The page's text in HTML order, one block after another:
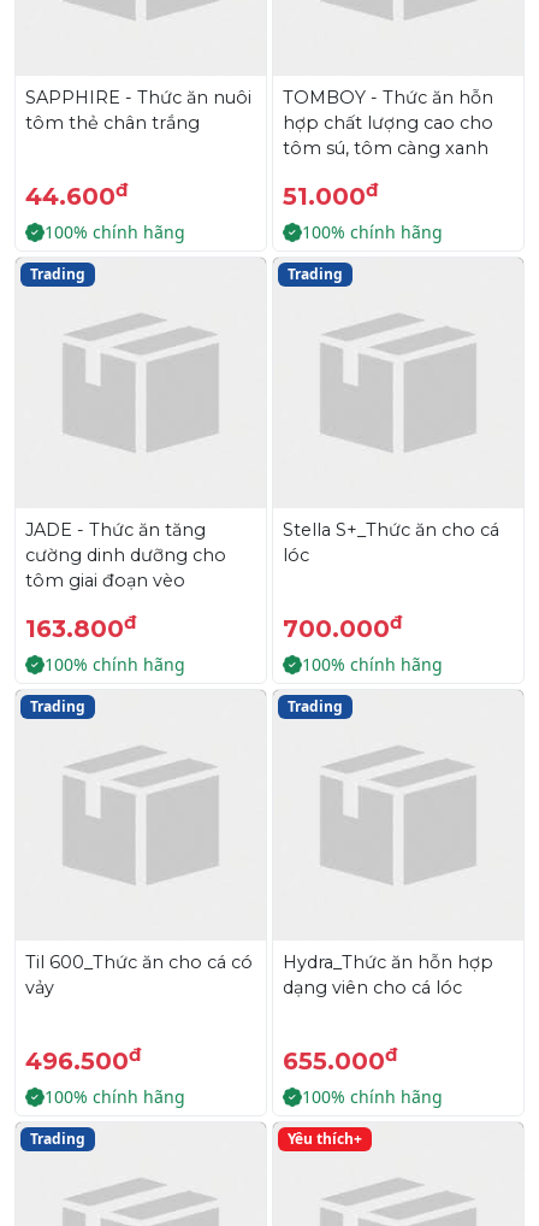
SAPPHIRE - Thức ăn nuôi
tôm thẻ chân trắng
44.600đ
100% chính hãng
TOMBOY - Thức ăn hỗn
hợp chất lượng cao cho
tôm sú, tôm càng xanh
51.000đ
100% chính hãng
Trading
JADE - Thức ăn tăng
cường dinh dưỡng cho
tôm giai đoạn vèo
163.800đ
100% chính hãng
Trading
Stella S+_Thức ăn cho cá
lóc
700.000đ
100% chính hãng
Trading
Til 600_Thức ăn cho cá có
vảy
496.500đ
100% chính hãng
Trading
Hydra_Thức ăn hỗn hợp
dạng viên cho cá lóc
655.000đ
100% chính hãng
Trading Yêu thích+